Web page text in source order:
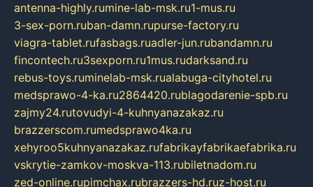
antenna-highly.rumine-lab-msk.ru1-mus.ru
3-sex-porn.ruban-damn.rupurse-factory.ru
viagra-tablet.rufasbags.ruadler-jun.rubandamn.ru
fincontech.ru3sexporn.ru1mus.rudarksand.ru
rebus-toys.ruminelab-msk.rualabuga-cityhotel.ru
medsprawo-4-ka.ru2864420.rublagodarenie-spb.ru
zajmy24.rutovudyi-4-kuhnyanazakaz.ru
brazzerscom.rumedsprawo4ka.ru
xehyroo5kuhnyanazakaz.rufabrikayfabrikaefabrika.ru
vskrytie-zamkov-moskva-113.rubiletnadom.ru
zed-online.rupimchax.rubrazzers-hd.ruz-host.ru